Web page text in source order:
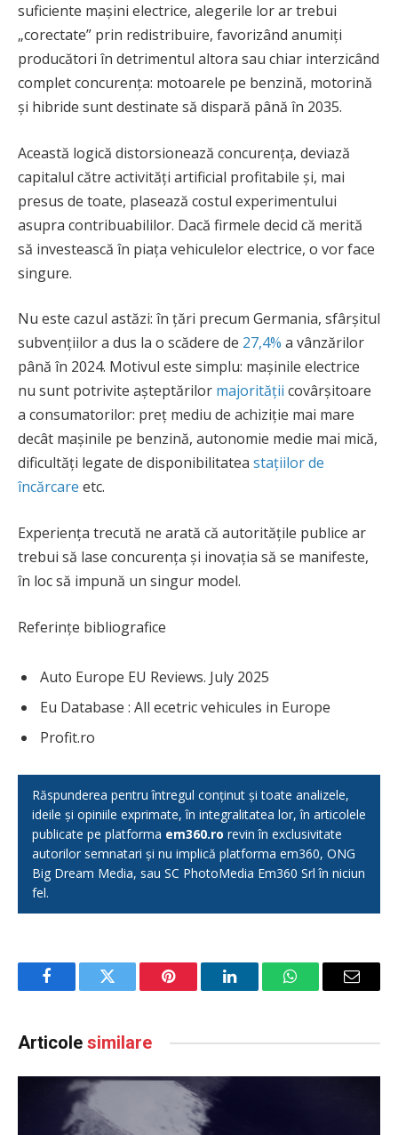
suficiente mașini electrice, alegerile lor ar trebui
„corectate” prin redistribuire, favorizând anumiți
producători în detrimentul altora sau chiar interzicând
complet concurența: motoarele pe benzină, motorină
și hibride sunt destinate să dispară până în 2035.
Această logică distorsionează concurența, deviază
capitalul către activități artificial profitabile și, mai
presus de toate, plasează costul experimentului
asupra contribuabililor. Dacă firmele decid că merită
să investească în piața vehiculelor electrice, o vor face
singure.
Nu este cazul astăzi: în țări precum Germania, sfârșitul
subvențiilor a dus la o scădere de 27,4% a vânzărilor
până în 2024. Motivul este simplu: mașinile electrice
nu sunt potrivite așteptărilor majorității covârșitoare
a consumatorilor: preț mediu de achiziție mai mare
decât mașinile pe benzină, autonomie medie mai mică,
dificultăți legate de disponibilitatea stațiilor de
încărcare etc.
Experiența trecută ne arată că autoritățile publice ar
trebui să lase concurența și inovația să se manifeste,
în loc să impună un singur model.
Referințe bibliografice
Auto Europe EU Reviews. July 2025
Eu Database : All ecetric vehicules in Europe
Profit.ro
Răspunderea pentru întregul conținut și toate analizele,
ideile și opiniile exprimate, în integralitatea lor, în articolele
publicate pe platforma em360.ro revin în exclusivitate
autorilor semnatari și nu implică platforma em360, ONG
Big Dream Media, sau SC PhotoMedia Em360 Srl în niciun
fel.
FacebookTwitter Pinterest LinkedInWhatsAppEmail
Articole similare